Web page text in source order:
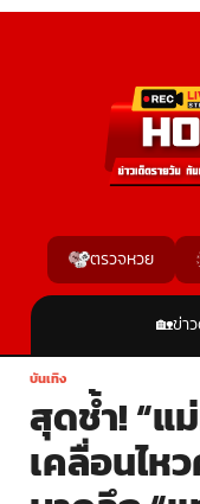
ตรวจหวย
🏡ข่า
บันเทิง
สุดช้ำ! “แ
เคลื่อนไห